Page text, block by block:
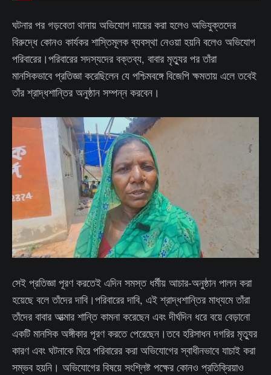
ঘটনার পর গড়বেতা থানায় অভিযোগ দায়ের করা হলেও অভিযুক্তদের
বিরুদ্ধে কোনও কার্যকর শাস্তিমূলক ব্যবস্থা নেওয়া হয়নি বলেও অভিযোগ
পরিবারের।পরিবারের সদস্যদের বক্তব্য, বাবার মৃত্যুর পর তাঁরা
মানসিকভাবে প্রতিজ্ঞা করেছিলেন যে পশ্চিমবঙ্গে বিজেপি ক্ষমতায় এলে তবেই
তাঁর শ্রাদ্ধশান্তির অনুষ্ঠান সম্পন্ন করবেন।
সেই প্রতিজ্ঞা পূরণ করতেই এদিন সমস্ত ধর্মীয় আচার-অনুষ্ঠান পালন করা
হয়েছে বলে তাঁদের দাবি।পরিবারের দাবি, এই শ্রাদ্ধশান্তির মাধ্যমে তাঁরা
তাঁদের বাবার আত্মার শান্তি কামনা করেছেন এবং দীর্ঘদিন ধরে বয়ে বেড়ানো
একটি মানসিক অঙ্গীকার পূরণ করতে পেরেছেন।তবে হরিসাধন দগরির মৃত্যুর
কারণ এবং ঘটনাকে ঘিরে পরিবারের করা অভিযোগের স্বাধীনভাবে যাচাই করা
সম্ভব হয়নি। অভিযোগের বিষয়ে সংশ্লিষ্ট পক্ষের কোনও প্রতিক্রিয়াও